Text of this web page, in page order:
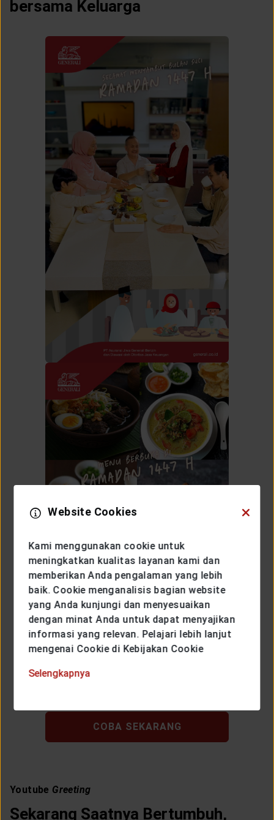
bersama Keluarga
COBA SEKARANG
Youtube Greeting
Sekarang Saatnya Bertumbuh,
Website Cookies
Kami menggunakan cookie untuk
meningkatkan kualitas layanan kami dan
memberikan Anda pengalaman yang lebih
baik. Cookie menganalisis bagian website
yang Anda kunjungi dan menyesuaikan
dengan minat Anda untuk dapat menyajikan
informasi yang relevan. Pelajari lebih lanjut
mengenai Cookie di Kebijakan Cookie
Selengkapnya